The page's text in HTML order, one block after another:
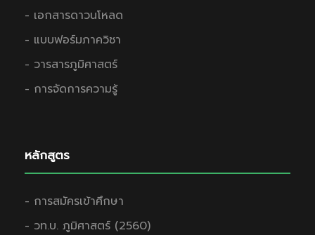
- เอกสารดาวนโหลด
- แบบฟอร์มภาควิชา
- วารสารภูมิศาสตร์
- การจัดการความรู้
หลักสูตร
- การสมัครเข้าศึกษา
- วท.บ. ภูมิศาสตร์ (2560)